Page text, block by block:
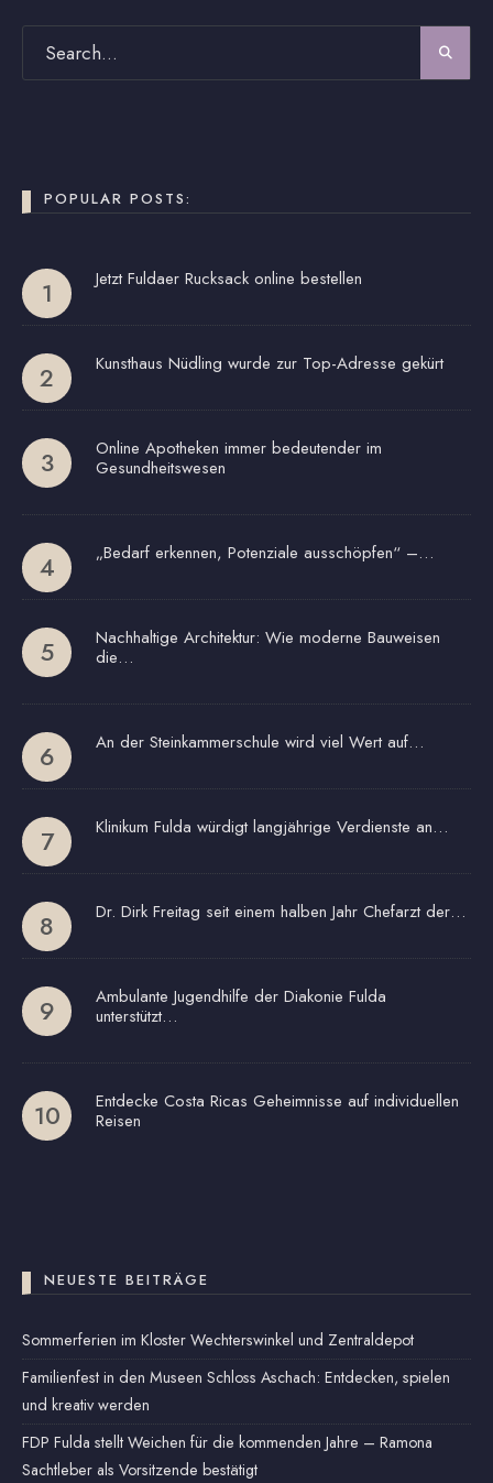
POPULAR POSTS:
Jetzt Fuldaer Rucksack online bestellen
Kunsthaus Nüdling wurde zur Top-Adresse gekürt
Online Apotheken immer bedeutender im
Gesundheitswesen
„Bedarf erkennen, Potenziale ausschöpfen“ –…
Nachhaltige Architektur: Wie moderne Bauweisen
die…
An der Steinkammerschule wird viel Wert auf…
Klinikum Fulda würdigt langjährige Verdienste an…
Dr. Dirk Freitag seit einem halben Jahr Chefarzt der…
Ambulante Jugendhilfe der Diakonie Fulda
unterstützt…
Entdecke Costa Ricas Geheimnisse auf individuellen
Reisen
NEUESTE BEITRÄGE
Sommerferien im Kloster Wechterswinkel und Zentraldepot
Familienfest in den Museen Schloss Aschach: Entdecken, spielen
und kreativ werden
FDP Fulda stellt Weichen für die kommenden Jahre – Ramona
Sachtleber als Vorsitzende bestätigt